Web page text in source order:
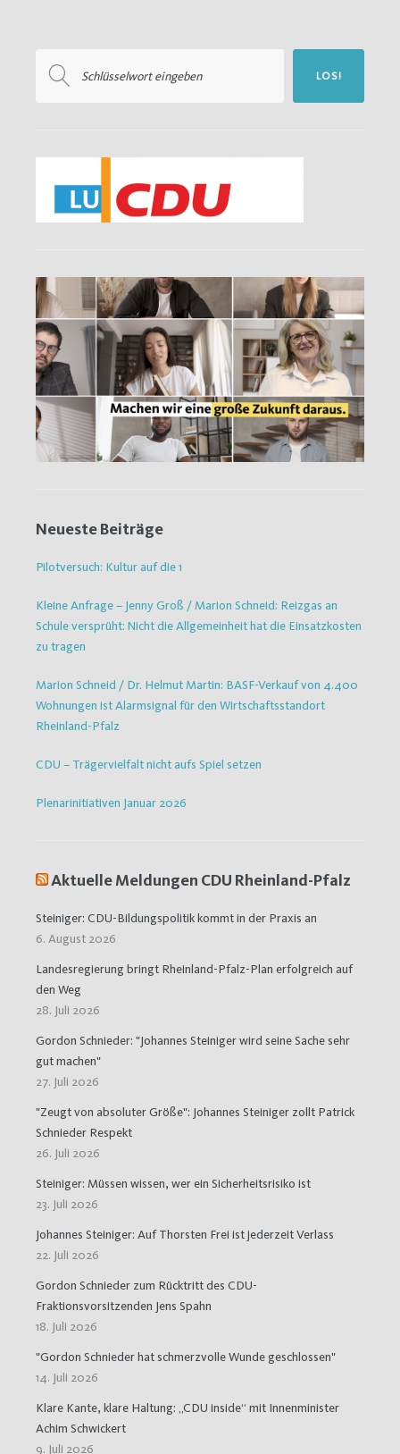
nach:
LOS!
Neueste Beiträge
Pilotversuch: Kultur auf die 1
Kleine Anfrage – Jenny Groß / Marion Schneid: Reizgas an
Schule versprüht: Nicht die Allgemeinheit hat die Einsatzkosten
zu tragen
Marion Schneid / Dr. Helmut Martin: BASF-Verkauf von 4.400
Wohnungen ist Alarmsignal für den Wirtschaftsstandort
Rheinland-Pfalz
CDU – Trägervielfalt nicht aufs Spiel setzen
Plenarinitiativen Januar 2026
Aktuelle Meldungen CDU Rheinland-Pfalz
Steiniger: CDU-Bildungspolitik kommt in der Praxis an
6. August 2026
Landesregierung bringt Rheinland-Pfalz-Plan erfolgreich auf
den Weg
28. Juli 2026
Gordon Schnieder: "Johannes Steiniger wird seine Sache sehr
gut machen"
27. Juli 2026
"Zeugt von absoluter Größe": Johannes Steiniger zollt Patrick
Schnieder Respekt
26. Juli 2026
Steiniger: Müssen wissen, wer ein Sicherheitsrisiko ist
23. Juli 2026
Johannes Steiniger: Auf Thorsten Frei ist jederzeit Verlass
22. Juli 2026
Gordon Schnieder zum Rücktritt des CDU-
Fraktionsvorsitzenden Jens Spahn
18. Juli 2026
"Gordon Schnieder hat schmerzvolle Wunde geschlossen"
14. Juli 2026
Klare Kante, klare Haltung: „CDU inside“ mit Innenminister
Achim Schwickert
9. Juli 2026